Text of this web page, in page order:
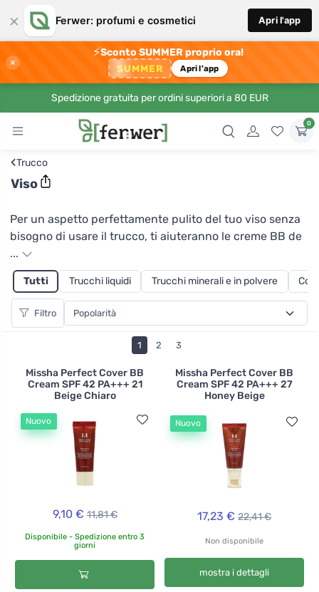
× Ferwer: profumi e cosmetici Apri l'app
×
⚡Sconto SUMMER proprio ora!
SUMMER Apri l'app
Spedizione gratuita per ordini superiori a 80 EUR
0
‹Trucco
Viso
Per un aspetto perfettamente pulito del tuo viso senza
bisogno di usare il trucco, ti aiuteranno le creme BB de
laSaponaria in diverse tonalità che si adattano bene alla
tua pelle. Contengono acqua di melograno, nocciola,
olio di jojoba e acido ialuronico. Uniformano il tono della
pelle e la opacizzano mentre la nutrono e la idratano. La
crema si stende facilmente e copre bene. Vanta la
certificazione Cosmetici Biologici, che garantisce
l'origine puramente naturale di tutti gli ingredienti
contenuti. Quale tonalità ti si addice di più? Il crema
chiaro Like a Dream o il beige più scuro?
...
Tutti Trucchi liquidi Trucchi minerali e in polvere
Filtro
1 2 3
Missha Perfect Cover BB
Cream SPF 42 PA+++ 21
Beige Chiaro
Nuovo
9,10 € 11,81 €
Disponibile - Spedizione entro 3
giorni
Missha Perfect Cover BB
Cream SPF 42 PA+++ 27
Honey Beige
Nuovo
17,23 € 22,41 €
Non disponibile
mostra i dettagli